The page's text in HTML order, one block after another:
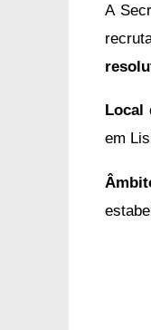
A
Local
em